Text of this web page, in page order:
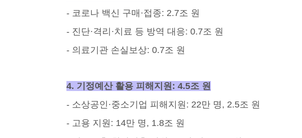
- 코로나 백신 구매·접종: 2.7조 원
- 진단·격리·치료 등 방역 대응: 0.7조 원
- 의료기관 손실보상: 0.7조 원
4. 기정예산 활용 피해지원: 4.5조 원
- 소상공인·중소기업 피해지원: 22만 명, 2.5조 원
- 고용 지원: 14만 명, 1.8조 원